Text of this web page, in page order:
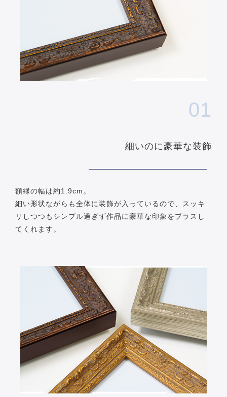
01
細いのに豪華な装飾
額縁の幅は約1.9cm。
細い形状ながらも全体に装飾が入っているので、スッキ
リしつつもシンプル過ぎず作品に豪華な印象をプラスし
てくれます。